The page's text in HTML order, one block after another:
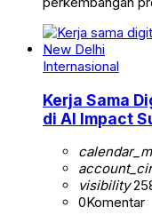
Internasional
Kerja Sama
di AI Impact
visibility
0Komentar